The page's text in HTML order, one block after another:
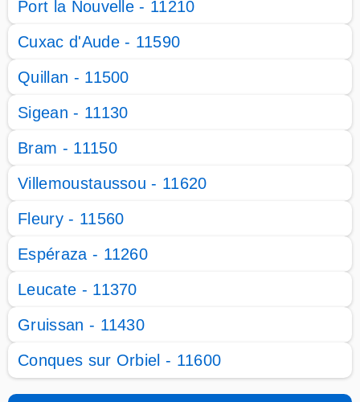
Port la Nouvelle - 11210
Cuxac d'Aude - 11590
Quillan - 11500
Sigean - 11130
Bram - 11150
Villemoustaussou - 11620
Fleury - 11560
Espéraza - 11260
Leucate - 11370
Gruissan - 11430
Conques sur Orbiel - 11600